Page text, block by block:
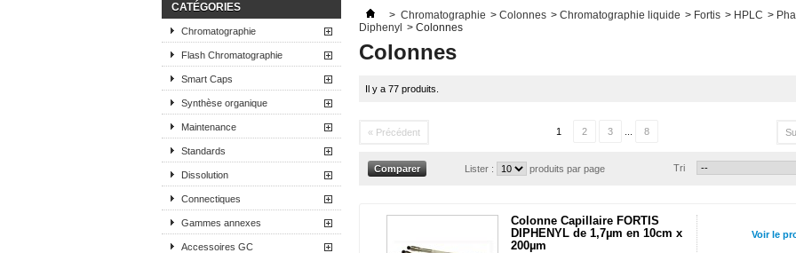
CATÉGORIES
Chromatographie
Flash Chromatographie
Smart Caps
Synthèse organique
Maintenance
Standards
Dissolution
Connectiques
Gammes annexes
Accessoires GC
> Chromatographie > Colonnes > Chromatographie liquide > Fortis > HPLC >
Diphenyl > Colonnes
Colonnes
Il y a 77 produits.
« Précédent 1 2 3 8
Tri
Lister : produits par page
Colonne Capillaire FORTIS
DIPHENYL de 1,7µm en 10cm x
200µm
Voir le